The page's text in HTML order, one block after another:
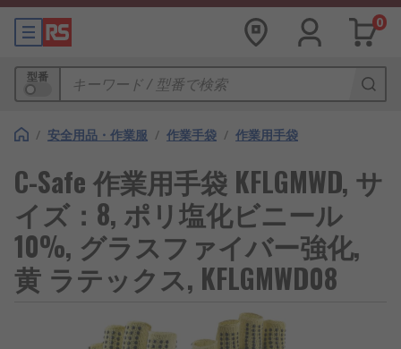
0
型番
/ 安全用品・作業服 / 作業手袋 / 作業用手袋
C-Safe 作業用手袋 KFLGMWD, サ
イズ：8, ポリ塩化ビニール
10%, グラスファイバー強化,
黄 ラテックス, KFLGMWD08